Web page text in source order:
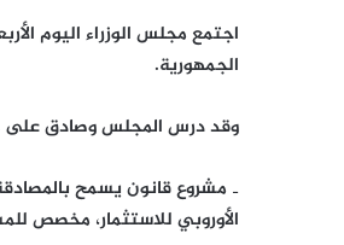
الجمهورية.
وقد درس المجلس وصادق على
الأوروبي للاستثمار، مخصص